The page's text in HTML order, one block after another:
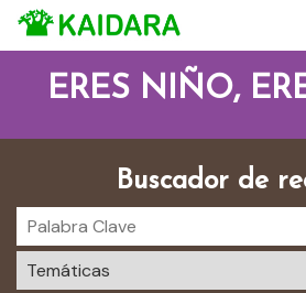
ERES NIÑO,
Buscador de